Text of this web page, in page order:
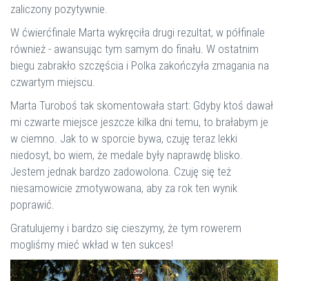
zaliczony pozytywnie.
W ćwierćfinale Marta wykręciła drugi rezultat, w półfinale
również - awansując tym samym do finału. W ostatnim
biegu zabrakło szczęścia i Polka zakończyła zmagania na
czwartym miejscu.
Marta Turoboś tak skomentowała start: Gdyby ktoś dawał
mi czwarte miejsce jeszcze kilka dni temu, to brałabym je
w ciemno. Jak to w sporcie bywa, czuję teraz lekki
niedosyt, bo wiem, że medale były naprawdę blisko.
Jestem jednak bardzo zadowolona. Czuję się też
niesamowicie zmotywowana, aby za rok ten wynik
poprawić.
Gratulujemy i bardzo się cieszymy, że tym rowerem
mogliśmy mieć wkład w ten sukces!